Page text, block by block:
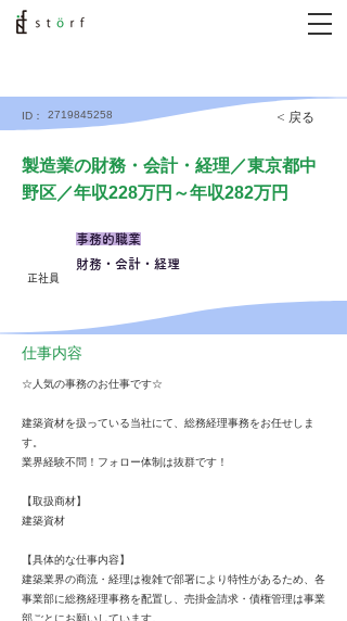
ID： 2719845258 < 戻る
製造業の財務・会計・経理／東京都中
野区／年収228万円～年収282万円
正社員
事務的職業
財務・会計・経理
仕事内容
☆人気の事務のお仕事です☆
建築資材を扱っている当社にて、総務経理事務をお任せしま
す。
業界経験不問！フォロー体制は抜群です！
【取扱商材】
建築資材
【具体的な仕事内容】
建築業界の商流・経理は複雑で部署により特性があるため、各
事業部に総務経理事務を配置し、売掛金請求・債権管理は事業
部ごとにお願いしています。